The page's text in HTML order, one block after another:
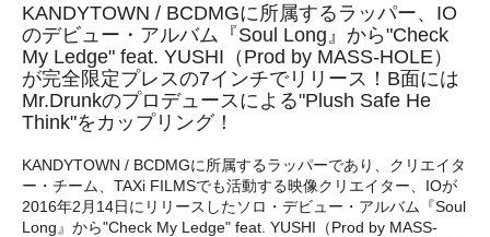
KANDYTOWN / BCDMGに所属するラッパー、IO
のデビュー・アルバム『Soul Long』から"Check
My Ledge" feat. YUSHI（Prod by MASS-HOLE）
が完全限定プレスの7インチでリリース！B面には
Mr.Drunkのプロデュースによる"Plush Safe He
Think"をカップリング！
KANDYTOWN / BCDMGに所属するラッパーであり、クリエイタ
ー・チーム、TAXi FILMSでも活動する映像クリエイター、IOが
2016年2月14日にリリースしたソロ・デビュー・アルバム『Soul
Long』から"Check My Ledge" feat. YUSHI（Prod by MASS-